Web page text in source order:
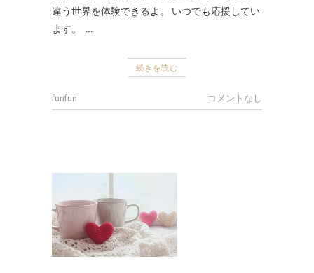
違う世界を体験できるよ。 いつでも応援してい
ます。 …
続きを読む
funfun コメントなし